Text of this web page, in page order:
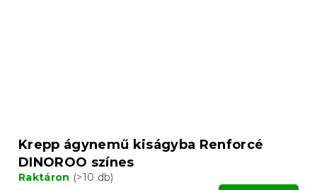
Krepp ágynemű kiságyba Renforcé
DINOROO színes
Raktáron (>10 db)